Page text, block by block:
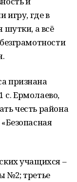
игру, где в
шутки, а всё
признана
Ермолаево,
честь района
учащихся –
№2; третье